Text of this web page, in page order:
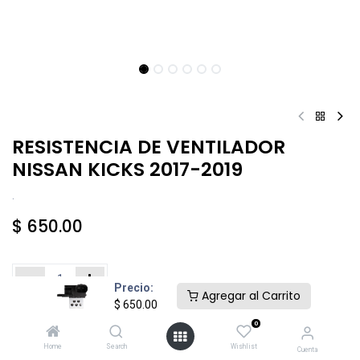
Precio:
$ 650.00
Agregar al Carrito
Home Search
0
Wishlist Cuenta
RESISTENCIA DE VENTILADOR
NISSAN KICKS 2017-2019
$ 650.00
Comprar ahora
Agregar a la lista de deseos